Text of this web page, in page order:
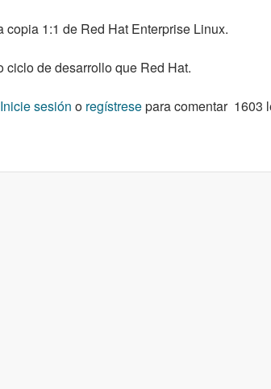
copia 1:1 de Red Hat Enterprise Linux.
ciclo de desarrollo que Red Hat.
la primera ISO de Almalinux – CentOS 8
Inicie sesión o regístresepara comentar 1603